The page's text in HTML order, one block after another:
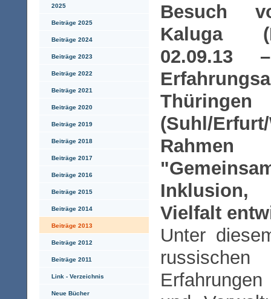
2025
Beiträge 2025
Beiträge 2024
Beiträge 2023
Beiträge 2022
Beiträge 2021
Beiträge 2020
Beiträge 2019
Beiträge 2018
Beiträge 2017
Beiträge 2016
Beiträge 2015
Beiträge 2014
Beiträge 2013
Beiträge 2012
Beiträge 2011
Link - Verzeichnis
Neue Bücher
Besuch
Kaluga
02.09.13
Thüringen
(Suhl/
Rahmen
Inklusion,
Vielfalt
Unter